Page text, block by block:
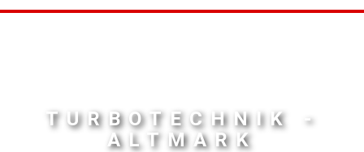
TURBOTECHNIK -
ALTMARK